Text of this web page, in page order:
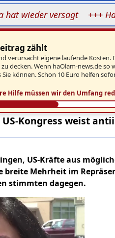
versagt +++ Hamas
zählt
verursacht eigene laufende Kosten.
decken. Wenn haOlam-news.de
Sie können. Schon 10 Euro helfen
Hilfe müssen wir den Umfang
Kongress weist
US-Kräfte aus
breite Mehrheit im
stimmten dagegen.